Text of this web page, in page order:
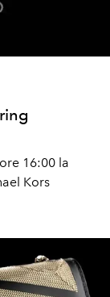
16:00 la
Kors